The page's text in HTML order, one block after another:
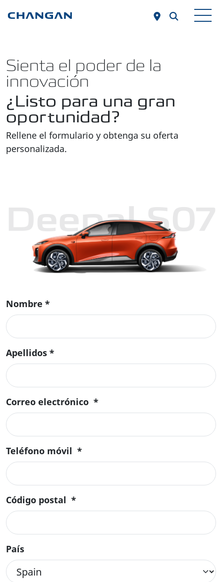
Sienta el poder de la
innovación
¿Listo para una gran
oportunidad?
Rellene el formulario y obtenga su oferta
personalizada.
Deepal S07
Nombre *
Apellidos *
Correo electrónico *
Teléfono móvil *
Código postal *
País